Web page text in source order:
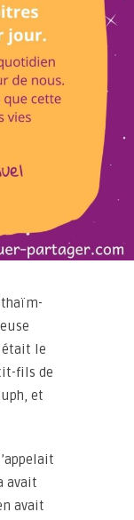
était le
fils de
et
avait
avait